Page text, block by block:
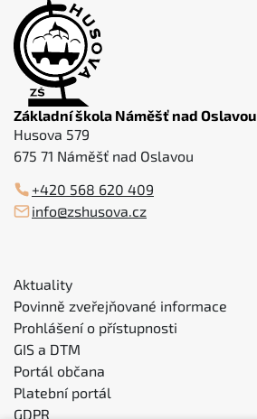
Základní škola Náměšť nad Oslavou
Husova 579
675 71 Náměšť nad Oslavou
+420 568 620 409
info@zshusova.cz
Aktuality
Povinně zveřejňované informace
Prohlášení o přístupnosti
GIS a DTM
Portál občana
Platební portál
GDPR